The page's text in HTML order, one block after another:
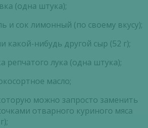
(одна штука);
и сок лимонный (по своему вкусу);
какой-нибудь другой сыр (52 г);
репчатого лука (одна штука);
масло;
можно запросто заменить
отварного куриного мяса